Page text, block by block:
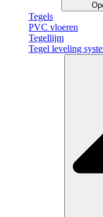
Tegels
PVC vloeren
Tegellijm
Tegel leveling